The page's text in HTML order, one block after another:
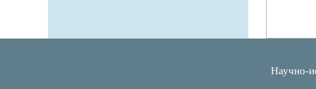
Научно-